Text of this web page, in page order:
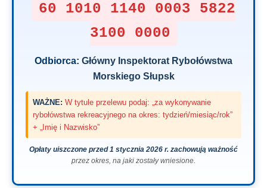
60 1010 1140 0003 5822
3100 0000
Odbiorca: Główny Inspektorat Rybołówstwa
Morskiego Słupsk
WAŻNE: W tytule przelewu podaj: „za wykonywanie
rybołówstwa rekreacyjnego na okres: tydzień/miesiąc/rok”
+ „Imię i Nazwisko”
Opłaty uiszczone przed 1 stycznia 2026 r. zachowują ważność
przez okres, na jaki zostały wniesione.